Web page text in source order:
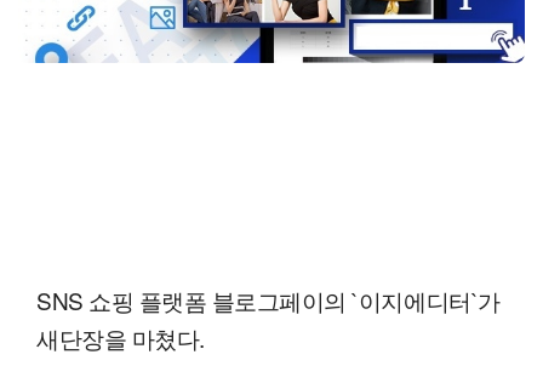
SNS 쇼핑 플랫폼 블로그페이의 `이지에디터`가
새단장을 마쳤다.